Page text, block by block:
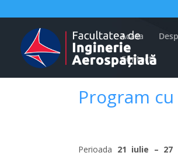
Acasa
Contact
Program
Perioada 21 iulie – 27